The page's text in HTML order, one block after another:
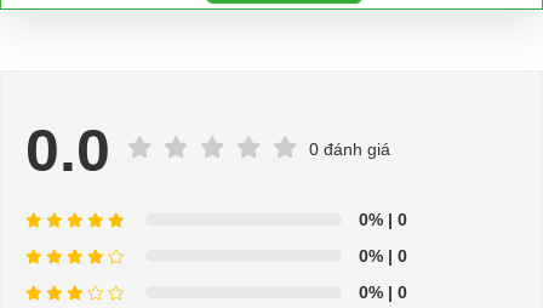
nhà máy sản xuất đảm bảo chất lượng và có giấy tờ được
- Hỗ trợ giải đáp các vấn đề liên quan đến xe điện miễn phí
- Chuyên phụ tùng, phụ kiện - thiết bị dành cho xe điện.
- Dịch vụ sửa chữa, thay thế phụ tùng, phụ kiện - thiết bị cho
xe ô tô điện.
0.0 0 đánh giá
0% | 0
0% | 0
0% | 0